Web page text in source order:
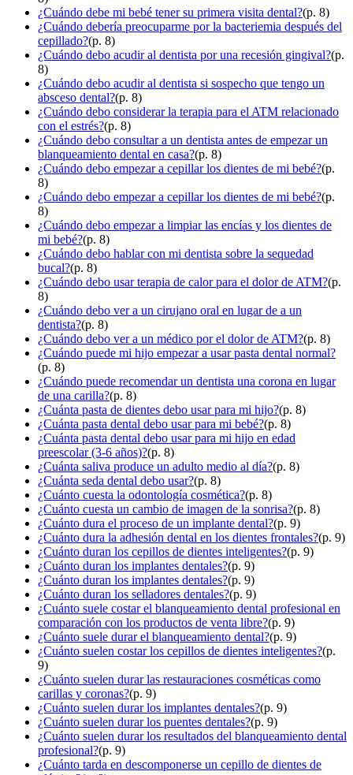
¿Cuándo debe mi bebé tener su primera visita dental?(p. 8)
¿Cuándo debería preocuparme por la bacteriemia después del
cepillado?(p. 8)
¿Cuándo debo acudir al dentista por una recesión gingival?(p.
8)
¿Cuándo debo acudir al dentista si sospecho que tengo un
absceso dental?(p. 8)
¿Cuándo debo considerar la terapia para el ATM relacionado
con el estrés?(p. 8)
¿Cuándo debo consultar a un dentista antes de empezar un
blanqueamiento dental en casa?(p. 8)
¿Cuándo debo empezar a cepillar los dientes de mi bebé?(p.
8)
¿Cuándo debo empezar a cepillar los dientes de mi bebé?(p.
8)
¿Cuándo debo empezar a limpiar las encías y los dientes de
mi bebé?(p. 8)
¿Cuándo debo hablar con mi dentista sobre la sequedad
bucal?(p. 8)
¿Cuándo debo usar terapia de calor para el dolor de ATM?(p.
8)
¿Cuándo debo ver a un cirujano oral en lugar de a un
dentista?(p. 8)
¿Cuándo debo ver a un médico por el dolor de ATM?(p. 8)
¿Cuándo puede mi hijo empezar a usar pasta dental normal?
(p. 8)
¿Cuándo puede recomendar un dentista una corona en lugar
de una carilla?(p. 8)
¿Cuánta pasta de dientes debo usar para mi hijo?(p. 8)
¿Cuánta pasta dental debo usar para mi bebé?(p. 8)
¿Cuánta pasta dental debo usar para mi hijo en edad
preescolar (3-6 años)?(p. 8)
¿Cuánta saliva produce un adulto medio al día?(p. 8)
¿Cuánta seda dental debo usar?(p. 8)
¿Cuánto cuesta la odontología cosmética?(p. 8)
¿Cuánto cuesta un cambio de imagen de la sonrisa?(p. 8)
¿Cuánto dura el proceso de un implante dental?(p. 9)
¿Cuánto dura la adhesión dental en los dientes frontales?(p. 9)
¿Cuánto duran los cepillos de dientes inteligentes?(p. 9)
¿Cuánto duran los implantes dentales?(p. 9)
¿Cuánto duran los implantes dentales?(p. 9)
¿Cuánto duran los selladores dentales?(p. 9)
¿Cuánto suele costar el blanqueamiento dental profesional en
comparación con los productos de venta libre?(p. 9)
¿Cuánto suele durar el blanqueamiento dental?(p. 9)
¿Cuánto suelen costar los cepillos de dientes inteligentes?(p.
9)
¿Cuánto suelen durar las restauraciones cosméticas como
carillas y coronas?(p. 9)
¿Cuánto suelen durar los implantes dentales?(p. 9)
¿Cuánto suelen durar los puentes dentales?(p. 9)
¿Cuánto suelen durar los resultados del blanqueamiento dental
profesional?(p. 9)
¿Cuánto tarda en descomponerse un cepillo de dientes de